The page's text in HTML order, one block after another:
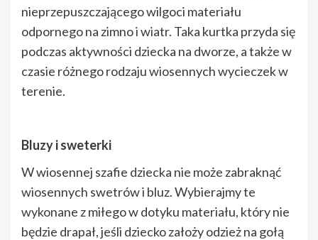
nieprzepuszczającego wilgoci materiału
odpornego na zimno i wiatr. Taka kurtka przyda się
podczas aktywności dziecka na dworze, a także w
czasie różnego rodzaju wiosennych wycieczek w
terenie.
Bluzy i sweterki
W wiosennej szafie dziecka nie może zabraknąć
wiosennych swetrów i bluz. Wybierajmy te
wykonane z miłego w dotyku materiału, który nie
będzie drapał, jeśli dziecko założy odzież na gołą